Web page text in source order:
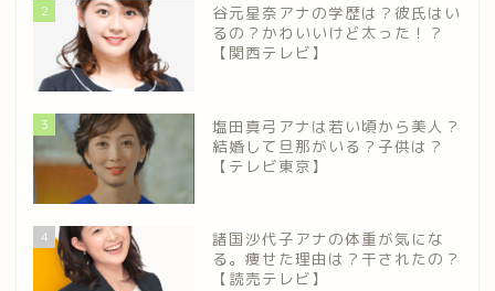
2
谷元星奈アナの学歴は？彼氏はい
るの？かわいいけど太った！？
【関西テレビ】
3
塩田真弓アナは若い頃から美人？
結婚して旦那がいる？子供は？
【テレビ東京】
4
諸国沙代子アナの体重が気にな
る。痩せた理由は？干されたの？
【読売テレビ】